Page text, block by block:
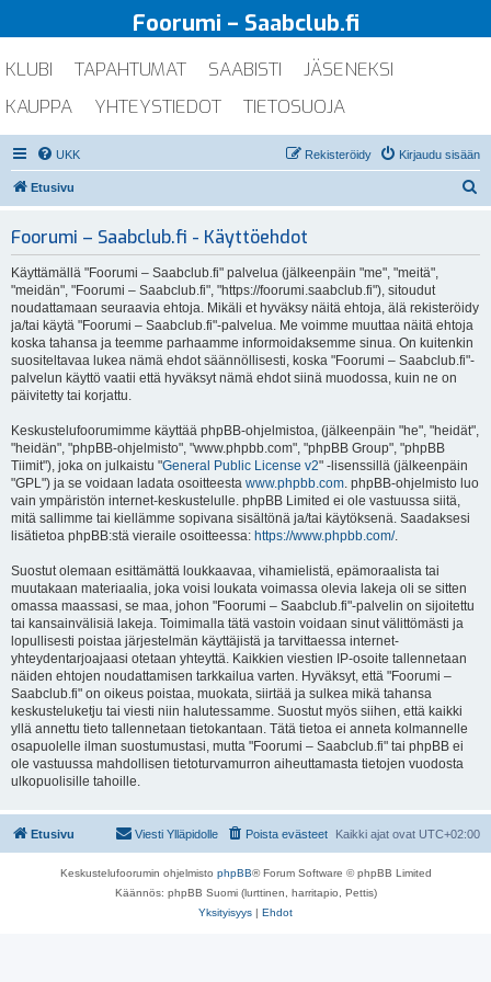
Foorumi – Saabclub.fi
KLUBI TAPAHTUMAT SAABISTI
JÄSENEKSI
KAUPPA
YHTEYSTIEDOT TIETOSUOJA
UKK Kirjaudu sisään
Rekisteröidy
Etusivu
Foorumi – Saabclub.fi - Käyttöehdot
Käyttämällä "Foorumi – Saabclub.fi" palvelua (jälkeenpäin "me", "meitä",
"meidän", "Foorumi – Saabclub.fi", "https://foorumi.saabclub.fi"), sitoudut
noudattamaan seuraavia ehtoja. Mikäli et hyväksy näitä ehtoja, älä rekisteröidy
ja/tai käytä "Foorumi – Saabclub.fi"-palvelua. Me voimme muuttaa näitä ehtoja
koska tahansa ja teemme parhaamme informoidaksemme sinua. On kuitenkin
suositeltavaa lukea nämä ehdot säännöllisesti, koska "Foorumi – Saabclub.fi"-
palvelun käyttö vaatii että hyväksyt nämä ehdot siinä muodossa, kuin ne on
päivitetty tai korjattu.
Keskustelufoorumimme käyttää phpBB-ohjelmistoa, (jälkeenpäin "he", "heidät",
"heidän", "phpBB-ohjelmisto", "www.phpbb.com", "phpBB Group", "phpBB
Tiimit"), joka on julkaistu "General Public License v2" -lisenssillä (jälkeenpäin
"GPL") ja se voidaan ladata osoitteesta www.phpbb.com. phpBB-ohjelmisto luo
vain ympäristön internet-keskustelulle. phpBB Limited ei ole vastuussa siitä,
mitä sallimme tai kiellämme sopivana sisältönä ja/tai käytöksenä. Saadaksesi
lisätietoa phpBB:stä vieraile osoitteessa: https://www.phpbb.com/.
Suostut olemaan esittämättä loukkaavaa, vihamielistä, epämoraalista tai
muutakaan materiaalia, joka voisi loukata voimassa olevia lakeja oli se sitten
omassa maassasi, se maa, johon "Foorumi – Saabclub.fi"-palvelin on sijoitettu
tai kansainvälisiä lakeja. Toimimalla tätä vastoin voidaan sinut välittömästi ja
lopullisesti poistaa järjestelmän käyttäjistä ja tarvittaessa internet-
yhteydentarjoajaasi otetaan yhteyttä. Kaikkien viestien IP-osoite tallennetaan
näiden ehtojen noudattamisen tarkkailua varten. Hyväksyt, että "Foorumi –
Saabclub.fi" on oikeus poistaa, muokata, siirtää ja sulkea mikä tahansa
keskusteluketju tai viesti niin halutessamme. Suostut myös siihen, että kaikki
yllä annettu tieto tallennetaan tietokantaan. Tätä tietoa ei anneta kolmannelle
osapuolelle ilman suostumustasi, mutta "Foorumi – Saabclub.fi" tai phpBB ei
ole vastuussa mahdollisen tietoturvamurron aiheuttamasta tietojen vuodosta
ulkopuolisille tahoille.
Etusivu Kaikki ajat ovat UTC+02:00
Poista evästeet
Viesti Ylläpidolle
Keskustelufoorumin ohjelmisto phpBB® Forum Software © phpBB Limited
Käännös: phpBB Suomi (lurttinen, harritapio, Pettis)
Yksityisyys | Ehdot